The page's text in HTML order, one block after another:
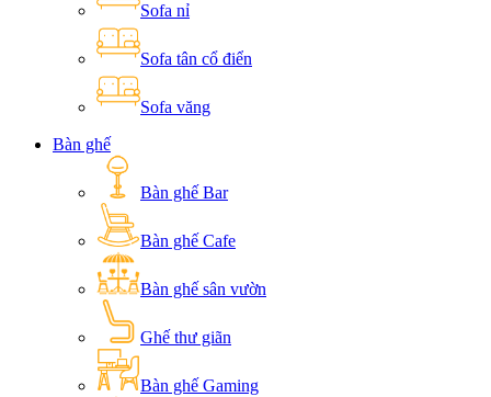
Sofa nỉ
Sofa tân cổ điển
Sofa văng
Bàn ghế
Bàn ghế Bar
Bàn ghế Cafe
Bàn ghế sân vườn
Ghế thư giãn
Bàn ghế Gaming